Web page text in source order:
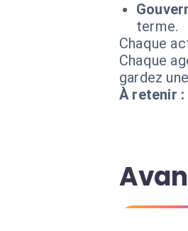
terme.
Chaque
Chaque
gardez
À retenir :